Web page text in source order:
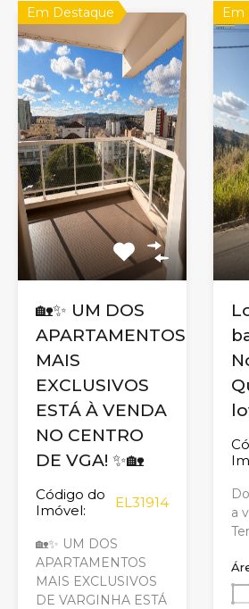
Em Destaque
🏡✨ UM DOS
APARTAMENTOS
MAIS
EXCLUSIVOS
ESTÁ À VENDA
NO CENTRO
DE VGA! ✨🏡
Código do
Imóvel:
EL31914
🏡✨ UM DOS
APARTAMENTOS
MAIS EXCLUSIVOS
DE VARGINHA ESTÁ
Em
a